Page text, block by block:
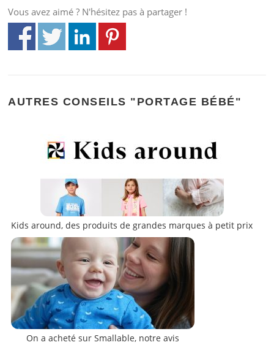
Vous avez aimé ? N'hésitez pas à partager !
AUTRES CONSEILS "PORTAGE BÉBÉ"
Kids around, des produits de grandes marques à petit prix
On a acheté sur Smallable, notre avis